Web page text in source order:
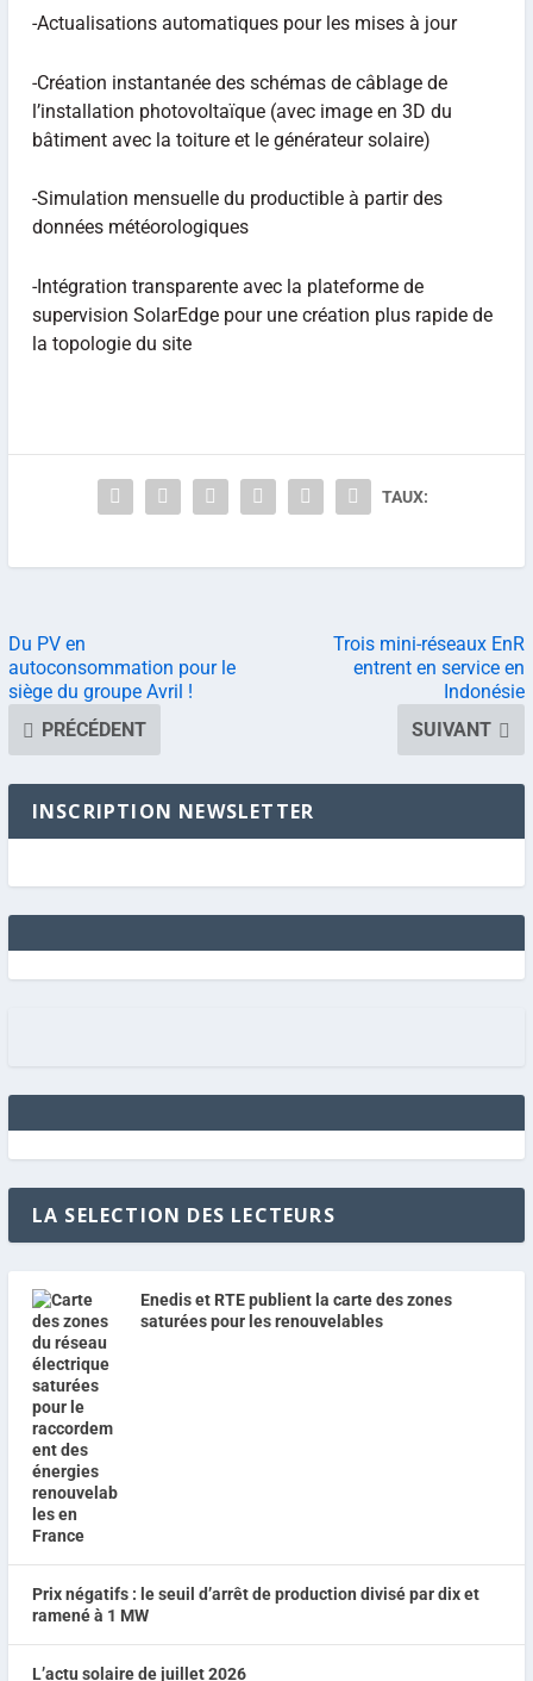
-Actualisations automatiques pour les mises à jour
-Création instantanée des schémas de câblage de
l’installation photovoltaïque (avec image en 3D du
bâtiment avec la toiture et le générateur solaire)
-Simulation mensuelle du productible à partir des
données météorologiques
-Intégration transparente avec la plateforme de
supervision SolarEdge pour une création plus rapide de
la topologie du site
TAUX:
Du PV en
autoconsommation pour le
siège du groupe Avril !
PRÉCÉDENT
Trois mini-réseaux EnR
entrent en service en
Indonésie
SUIVANT
INSCRIPTION NEWSLETTER
LA SELECTION DES LECTEURS
Enedis et RTE publient la carte des zones
saturées pour les renouvelables
Prix négatifs : le seuil d’arrêt de production divisé par dix et
ramené à 1 MW
L’actu solaire de juillet 2026